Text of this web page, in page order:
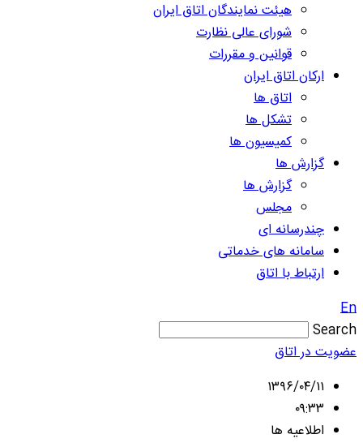
هیئت نمایندگان اتاق ایران
شورای عالی نظارت
قوانین و مقررات
ارکان اتاق ایران
اتاق ها
تشکل ها
کمیسیون ها
گزارش ها
گزارش ها
مجلس
چندرسانه ای
سامانه های خدماتی
ارتباط با اتاق
En
Search
عضویت در اتاق
۱۳۹۶/۰۴/۱۱
۰۹:۳۳
اطلاعیه ها